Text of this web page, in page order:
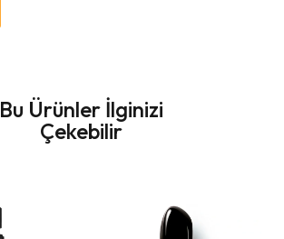
Bu Ürünler İlginizi
Çekebilir